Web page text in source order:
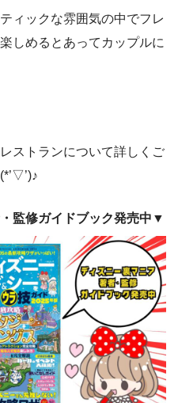
ィックな雰囲気の中でフレ
しめるとあってカップルに
ストランについて詳しくご
監修ガイドブック発売中▼